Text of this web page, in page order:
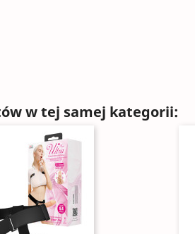
w tej samej kategorii: